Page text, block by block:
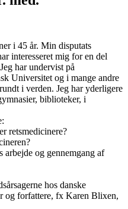
i 45 år. Min disputats
interesseret mig for en del
har undervist på
Universitet og i mange andre
i verden. Jeg har yderligere
biblioteker, i
retsmedicinere?
arbejde og gennemgang af
hos danske
og forfattere, fx Karen Blixen,